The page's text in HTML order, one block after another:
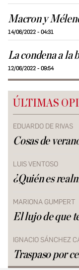
Macron y
14/06/2022 - 04:31
La condena a la
12/06/2022 - 09:54
ÚLTIMAS
EDUARDO DE RIVAS
Cosas de
LUIS VENTOSO
¿Quién es
MARIONA GUMPERT
El lujo de que
IGNACIO SÁNCHEZ
Traspaso por